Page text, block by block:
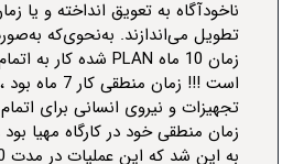
ناخودآگاه به تعویق انداخته و یا زمان
تطویل می‌اندازند. به‌نحوی‌که به‌صورت مرز
PLANشده کار به اتمام
است !!! زمان منطقی کار 7
تجهیزات و نیروی انسانی برای اتمام
زمان منطقی خود در کارگاه مهیا بود ، چه
به این